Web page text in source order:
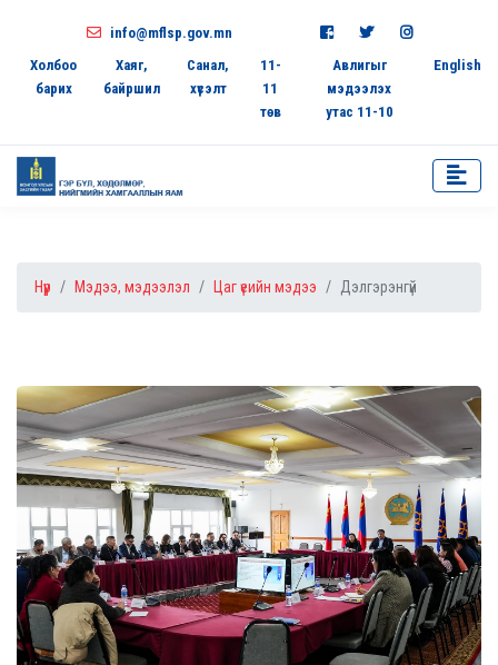
info@mflsp.gov.mn
Холбоо
барих
Хаяг,
байршил
Санал,
хүсэлт
11-
11
төв
Авлигыг
мэдээлэх
утас 11-10
English
Нүүр Мэдээ, мэдээлэл Цаг үеийн мэдээ Дэлгэрэнгүй